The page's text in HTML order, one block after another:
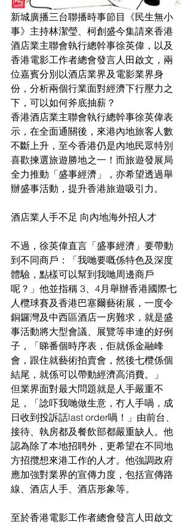
新城廣播三台聯播時事節目《民生無小
事》主持林潔瑩、柯創盛今集請來香港
酒店業主聯會執行總幹事徐英偉，以及
香港電影工作者總會發言人田啟文，兩
位嘉賓分別以酒店業界及電影業界身
份，分析兩個行業面對經濟下行壓力之
下，可以如何斧底抽薪？
香港酒店業主聯會執行總幹事徐英偉表
示，在全面通關後，來港內地旅客人數
不斷上升，至今香港仍是內地民眾特別
喜歡揀選旅遊勝地之一！而旅遊發展局
全力推動「盛事經濟」，亦希望透過舉
辦盛事活動，提升香港旅遊吸引力。
酒店業人手不足 向內地海外招人才
不過，徐英偉直言「盛事經濟」要帶動
到不同商戶：「我哋要嘅係特色及深度
體驗，點樣可以幫到我哋周邊商戶
呢？」他並指稱 3、4月舉辦香港國際七
人欖球賽及香港巴塞爾藝術展，一度令
銅鑼灣及中西區酒店一房難求，就是盛
事活動將大型會議、展覽等串連的好例
子，「睇番個時序表，佢就係金融峰
會，跟住就藝術拍賣會，然後七欖係個
結尾，就係可以帶動經濟高消費。」
但業界面對最大問題就是人手嚴重不
足，「諗吓我哋做生意，冇人手喎，成
日收到投訴話last order喎！」由前台、
接待、執房都及餐飲部都嚴重缺人。他
認為除了本地招聘外，更希望在不同地
方招攬想來港工作的人才。他強調政府
應加強對業界的宣傳力度，包括宣傳路
線、酒店人手、酒店形象等。
至於香港電影工作者總會發言人田啟文